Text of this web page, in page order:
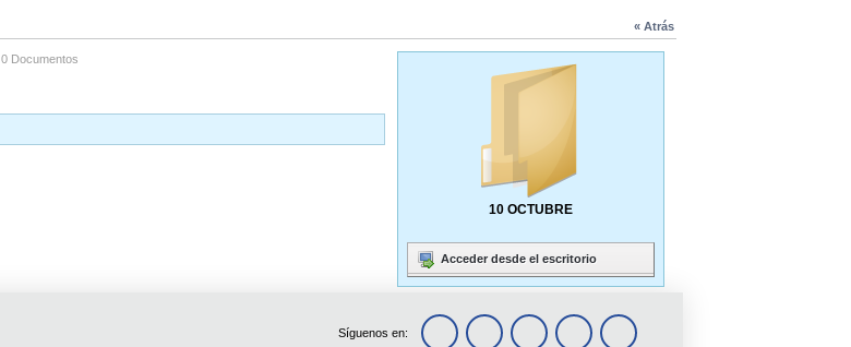
« Atrás
0 Documentos
10 OCTUBRE
Acceder desde el escritorio
Síguenos en: